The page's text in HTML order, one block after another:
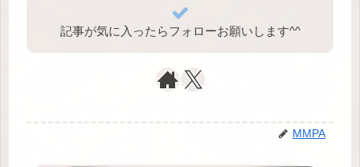
記事が気に入ったらフォローお願いします^⁠^⁠
MMPA